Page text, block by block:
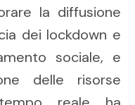
la diffusione
dei lockdown e
sociale, e
delle risorse